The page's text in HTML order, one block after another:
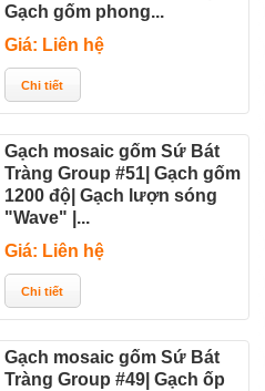
Gạch gốm phong...
Giá: Liên hệ
Gạch mosaic gốm Sứ Bát
Tràng Group #51| Gạch gốm
1200 độ| Gạch lượn sóng
"Wave" |...
Giá: Liên hệ
Gạch mosaic gốm Sứ Bát
Tràng Group #49| Gạch ốp